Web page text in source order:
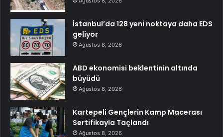
İstanbul’da 128 yeni noktaya daha EDS
geliyor
Ağustos 8, 2026
ABD ekonomisi beklentinin altında
büyüdü
Ağustos 8, 2026
Kartepeli Gençlerin Kamp Macerası
Sertifikayla Taçlandı
Ağustos 8, 2026